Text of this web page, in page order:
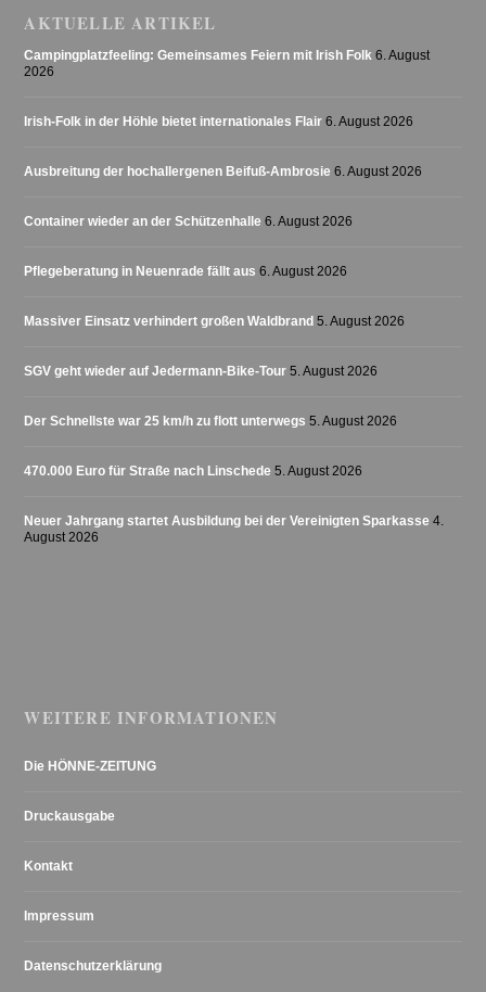
AKTUELLE ARTIKEL
Campingplatzfeeling: Gemeinsames Feiern mit Irish Folk 6. August
2026
Irish-Folk in der Höhle bietet internationales Flair 6. August 2026
Ausbreitung der hochallergenen Beifuß-Ambrosie 6. August 2026
Container wieder an der Schützenhalle 6. August 2026
Pflegeberatung in Neuenrade fällt aus 6. August 2026
Massiver Einsatz verhindert großen Waldbrand 5. August 2026
SGV geht wieder auf Jedermann-Bike-Tour 5. August 2026
Der Schnellste war 25 km/h zu flott unterwegs 5. August 2026
470.000 Euro für Straße nach Linschede 5. August 2026
Neuer Jahrgang startet Ausbildung bei der Vereinigten Sparkasse 4.
August 2026
WEITERE INFORMATIONEN
Die HÖNNE-ZEITUNG
Druckausgabe
Kontakt
Impressum
Datenschutzerklärung